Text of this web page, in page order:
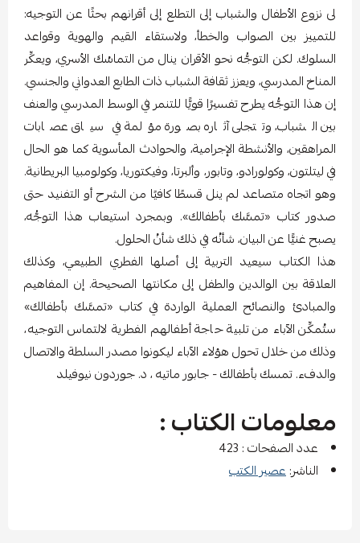
لى نزوع الأطفال والشباب إلى التطلع إلى أقرانهم بحثًا عن التوجيه:
للتمييز بين الصواب والخطأ، ولاستقاء القيم والهوية وقواعد
السلوك. لكن التوجُّه نحو الأقران ينال من التماسُك الأسري، ويعكِّر
المناخ المدرسي، ويعزز ثقافة الشباب ذات الطابع العدواني والجنسي.
إن هذا التوجُّه يطرح تفسيرًا قويًّا للتنمر في الوسط المدرسي والعنف
بين الشباب، وتتجلى آثاره بصورة مؤلمة في سياق عصابات
المراهقين، والأنشطة الإجرامية، والحوادث المأسوية كما هو الحال
في ليتلتون، وكولورادو، وتابور، وألبرتا، وفيكتوريا، وكولومبيا البريطانية.
وهو اتجاه متصاعد لم ينل قسطًا كافيًا من الشرح أو التفنيد حتى
صدور كتاب «تمسَّك بأطفالك». وبمجرد استيعاب هذا التوجُّه،
يصبح غنيًّا عن البيان، شأنُه في ذلك شأنُ الحلول.
هذا الكتاب سيعيد التربية إلى أصلها الفطري الطبيعي، وكذلك
العلاقة بين الوالدين والطفل إلى مكانتها الصحيحة. إن المفاهيم
والمبادئ والنصائح العملية الواردة في كتاب «تمسَّك بأطفالك»
ستُمكِّن الآباء من تلبية حاجة أطفالهم الفطرية لالتماس التوجيه،
وذلك من خلال تحول هؤلاء الآباء ليكونوا مصدر السلطة والاتصال
والدفء. تمسك بأطفالك - جابور ماتيه ، د. جوردون نيوفيلد
معلومات الكتاب :
عدد الصفحات : 423
الناشر:عصير الكتب